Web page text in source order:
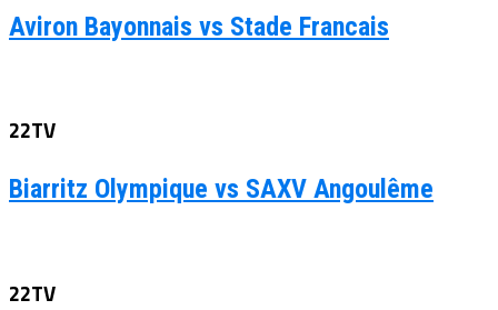
Aviron Bayonnais vs Stade Francais
22TV
Biarritz Olympique vs SAXV Angoulême
22TV